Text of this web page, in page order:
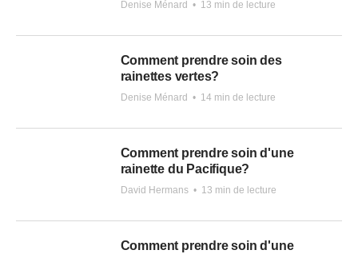
Denise Ménard • 13 min de lecture
Comment prendre soin des
rainettes vertes?
Denise Ménard • 14 min de lecture
Comment prendre soin d'une
rainette du Pacifique?
David Hermans • 13 min de lecture
Comment prendre soin d'une